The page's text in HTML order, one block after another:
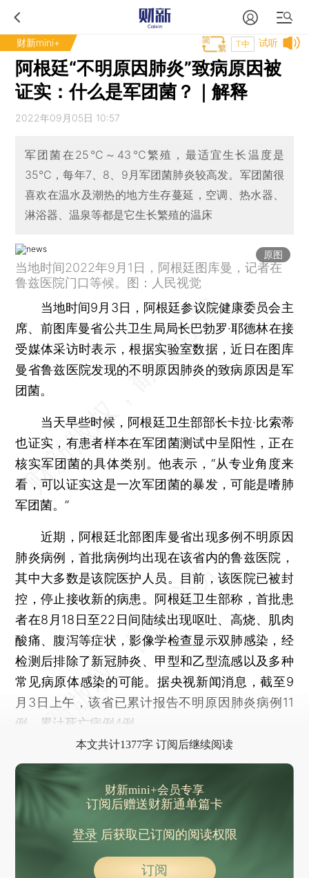
财新mini+ 试听
T中
阿根廷“不明原因肺炎”致病原因被
证实：什么是军团菌？｜解释
2022年09月05日 10:57
军团菌在25℃～43℃繁殖，最适宜生长温度是
35℃，每年7、8、9月军团菌肺炎较高发。军团菌很
喜欢在温水及潮热的地方生存蔓延，空调、热水器、
淋浴器、温泉等都是它生长繁殖的温床
原图
当地时间2022年9月1日，阿根廷图库曼，记者在
鲁兹医院门口等候。图：人民视觉
当地时间9月3日，阿根廷参议院健康委员会主
席、前图库曼省公共卫生局局长巴勃罗·耶德林在接
受媒体采访时表示，根据实验室数据，近日在图库
曼省鲁兹医院发现的不明原因肺炎的致病原因是军
团菌。
当天早些时候，阿根廷卫生部部长卡拉·比索蒂
也证实，有患者样本在军团菌测试中呈阳性，正在
核实军团菌的具体类别。他表示，“从专业角度来
看，可以证实这是一次军团菌的暴发，可能是嗜肺
军团菌。”
近期，阿根廷北部图库曼省出现多例不明原因
肺炎病例，首批病例均出现在该省内的鲁兹医院，
其中大多数是该院医护人员。目前，该医院已被封
控，停止接收新的病患。阿根廷卫生部称，首批患
者在8月18日至22日间陆续出现呕吐、高烧、肌肉
酸痛、腹泻等症状，影像学检查显示双肺感染，经
检测后排除了新冠肺炎、甲型和乙型流感以及多种
常见病原体感染的可能。据央视新闻消息，截至9
月3日上午，该省已累计报告不明原因肺炎病例11
例，累计死亡病例4例。
本文共计1377字 订阅后继续阅读
财新mini+会员专享
订阅后赠送财新通单篇卡
登录后获取已订阅的阅读权限
订阅